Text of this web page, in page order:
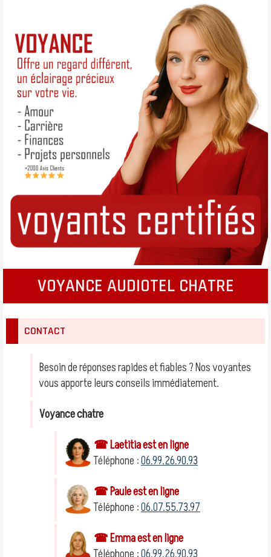
VOYANCE AUDIOTEL CHATRE
CONTACT
Besoin de réponses rapides et fiables ? Nos voyantes
vous apporte leurs conseils immédiatement.
Voyance chatre
☎ Laetitia est en ligne
Téléphone :06.99.26.90.93
☎ Paule est en ligne
Téléphone :06.07.55.73.97
☎ Emma est en ligne